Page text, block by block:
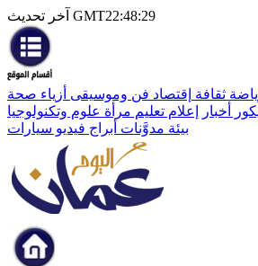
آخر تحديث GMT22:48:29
ثقافة إقتصاد فن وموسيقى أزياء صحة
أخبار إعلام تعليم مرأة علوم وتكنولوجيا
بيئة مدوَّنات أبراج فيديو سيارات